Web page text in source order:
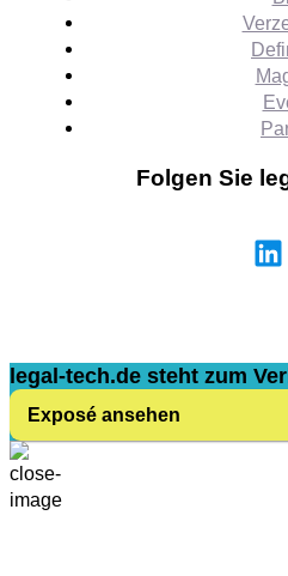
Folgen Sie
legal-tech.de steht zum
Exposé ansehen